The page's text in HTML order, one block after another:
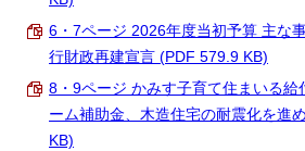
6・7ページ 2026年度当初予算 主な
行財政再建宣言 (PDF 579.9 KB)
8・9ページ かみす子育て住まいる給
ーム補助金、木造住宅の耐震化を進
KB)